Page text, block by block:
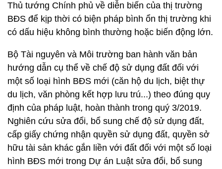
Thủ tướng Chính phủ về diễn biến của thị trường
BĐS để kịp thời có biện pháp bình ổn thị trường khi
có dấu hiệu không bình thường hoặc biến động lớn.
Bộ Tài nguyên và Môi trường ban hành văn bản
hướng dẫn cụ thể về chế độ sử dụng đất đối với
một số loại hình BĐS mới (căn hộ du lịch, biệt thự
du lịch, văn phòng kết hợp lưu trú...) theo đúng quy
định của pháp luật, hoàn thành trong quý 3/2019.
Nghiên cứu sửa đổi, bổ sung chế độ sử dụng đất,
cấp giấy chứng nhận quyền sử dụng đất, quyền sở
hữu tài sản khác gắn liền với đất đối với một số loại
hình BĐS mới trong Dự án Luật sửa đổi, bổ sung